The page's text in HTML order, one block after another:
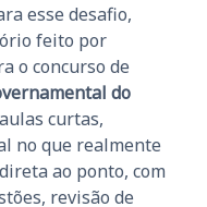
esse desafio,
feito por
o concurso de
do
curtas,
no que realmente
ao ponto, com
revisão de